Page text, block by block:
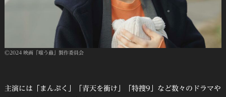
Ⓒ2024 映画「嗤う蟲」製作委員会
主演には「まんぷく」「青天を衝け」「特捜9」など数々のドラマや